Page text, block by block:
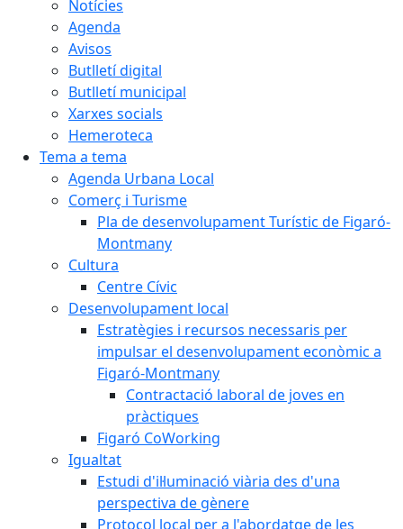
Notícies
Agenda
Avisos
Butlletí digital
Butlletí municipal
Xarxes socials
Hemeroteca
Tema a tema
Agenda Urbana Local
Comerç i Turisme
Pla de desenvolupament Turístic de Figaró-
Montmany
Cultura
Centre Cívic
Desenvolupament local
Estratègies i recursos necessaris per
impulsar el desenvolupament econòmic a
Figaró-Montmany
Contractació laboral de joves en
pràctiques
Figaró CoWorking
Igualtat
Estudi d'il·luminació viària des d'una
perspectiva de gènere
Protocol local per a l'abordatge de les